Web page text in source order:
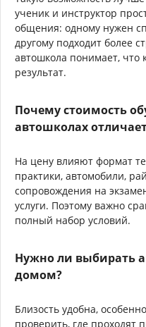
ученик и инструктор
общения: одному нужен
другому подходит более
автошкола понимает, что
результат.
Почему стоимость
автошколах
На цену влияют формат
практики, автомобили,
сопровождения на
услуги. Поэтому важно
полный набор условий.
Нужно ли выбирать
домом?
Близость удобна,
проверить, где проходят